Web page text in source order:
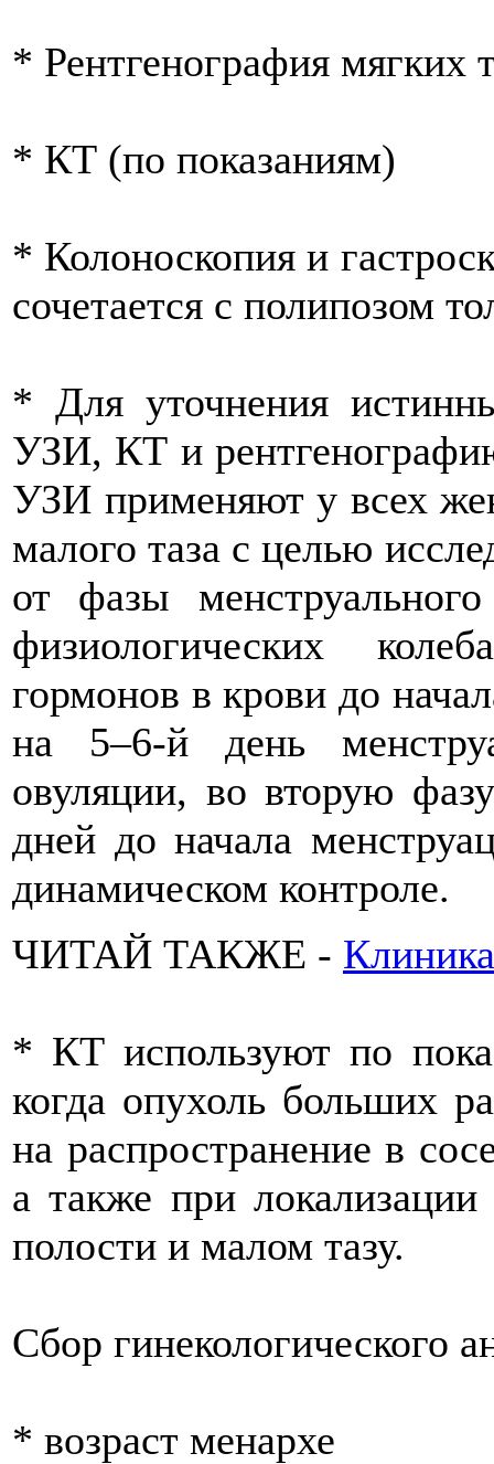
* Рентгенография мягких
* КТ (по показаниям)
* Колоноскопия и
сочетается с полипозом
* Для уточнения
УЗИ, КТ и
УЗИ применяют у всех
малого таза с целью
от фазы
физиологических
гормонов в крови до
на 5–6-й день
овуляции, во вторую
дней до начала
динамическом контроле.
ЧИТАЙ ТАКЖЕ -
* КТ используют по
когда опухоль больших
на распространение в
а также при
полости и малом тазу.
Сбор гинекологического
* возраст менархе